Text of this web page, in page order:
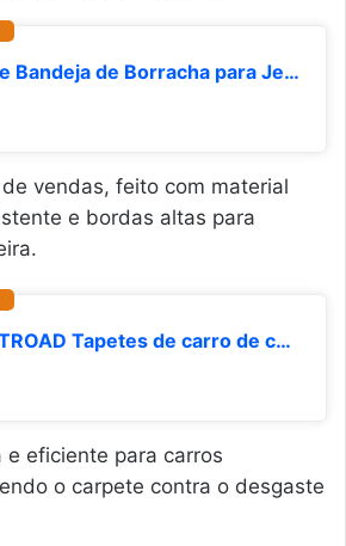
Tapete Bandeja de Borracha para Jeep Renegade Todos, Jogo Completo, 3mm de Espessura, Borda Alta
vendas, feito com material
e bordas altas para
GREATROAD Tapetes de carro de couro personalizados para Chevrolet Onix 2016-2019 produção para todas as condições climáticas, tapetes de cobertura total（PRETO-VERMELHO）
e eficiente para carros
o carpete contra o desgaste